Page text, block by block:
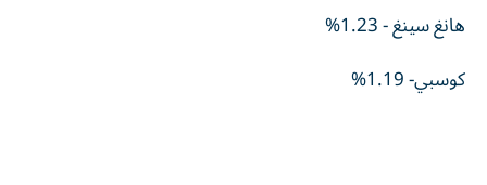
هانغ سينغ - 1.23%
كوسبي- 1.19%